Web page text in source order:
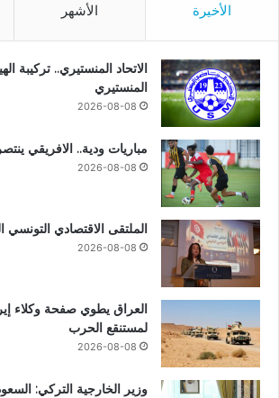
الأخيرة الأشهر
الاتحاد المنستيري.. تركيبة
المنستيري
2026-08-08
مباريات ودية.. الافريقي
2026-08-08
الملتقى الاقتصادي التونسي
2026-08-08
العراق يطوي صفحة وكلاء
لمستنقع الحرب
2026-08-08
وزير الخارجية التركي: